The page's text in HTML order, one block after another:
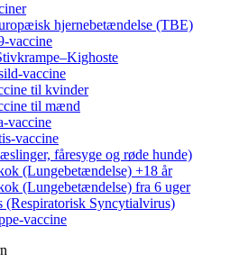
hjernebetændelse (TBE)
vaccine
vaccine
til kvinder
til mænd
vaccine
vaccine
fåresyge og røde hunde)
(Lungebetændelse) +18 år
(Lungebetændelse) fra 6 uger
(Respiratorisk Syncytialvirus)
vaccine